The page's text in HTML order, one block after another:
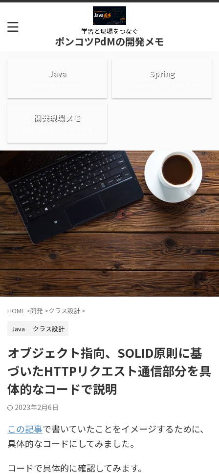
学習と現場をつなぐ
ポンコツPdMの開発メモ
Java Spring
開発現場メモ
HOME >開発 >クラス設計 >
Java
クラス設計
オブジェクト指向、SOLID原則に基
づいたHTTPリクエスト通信部分を具
体的なコードで説明
2023年2月6日
この記事で書いていたことをイメージするために、
具体的なコードにしてみました。
コードで具体的に確認してみます。